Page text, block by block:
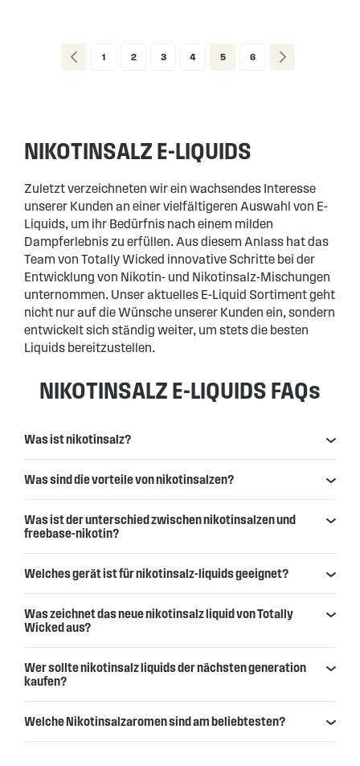
Page Page
Zurück
Page
1 Page
2 Page
3 Page
4 You're currently reading page
5 Page
6
NIKOTINSALZ E-LIQUIDS
Zuletzt verzeichneten wir ein wachsendes Interesse
unserer Kunden an einer vielfältigeren Auswahl von E-
Liquids, um ihr Bedürfnis nach einem milden
Dampferlebnis zu erfüllen. Aus diesem Anlass hat das
Team von Totally Wicked innovative Schritte bei der
Entwicklung von Nikotin- und Nikotinsalz-Mischungen
unternommen. Unser aktuelles E-Liquid Sortiment geht
nicht nur auf die Wünsche unserer Kunden ein, sondern
entwickelt sich ständig weiter, um stets die besten
Liquids bereitzustellen.
NIKOTINSALZ E-LIQUIDS FAQs
Was ist nikotinsalz?
Was sind die vorteile von nikotinsalzen?
Was ist der unterschied zwischen nikotinsalzen und
freebase-nikotin?
Welches gerät ist für nikotinsalz-liquids geeignet?
Was zeichnet das neue nikotinsalz liquid von Totally
Wicked aus?
Wer sollte nikotinsalz liquids der nächsten generation
kaufen?
Welche Nikotinsalzaromen sind am beliebtesten?